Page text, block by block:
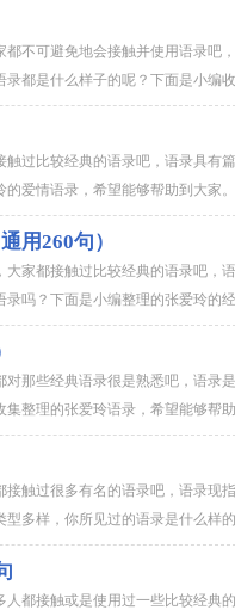
不可避免地会接触并使用语录吧
都是什么样子的呢？下面是小编
过比较经典的语录吧，语录具有
爱情语录，希望能够帮助到大家
用260句）
家都接触过比较经典的语录吧，
吗？下面是小编整理的张爱玲的
那些经典语录很是熟悉吧，语录
集整理的张爱玲语录，希望能够
触过很多有名的语录吧，语录现
多样，你所见过的语录是什么样
都接触或是使用过一些比较经典